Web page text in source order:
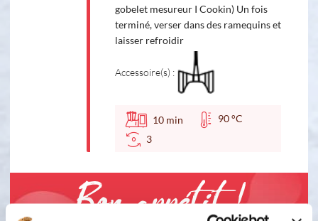
gobelet mesureur I Cookin) Un fois
terminé, verser dans des ramequins et
laisser refroidir
Accessoire(s) :
10 min
90 °C
3
Bon appétit !